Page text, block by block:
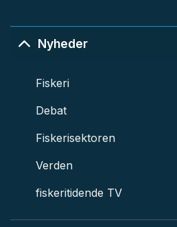
Nyheder
Fiskeri
Debat
Fiskerisektoren
Verden
fiskeritidende TV